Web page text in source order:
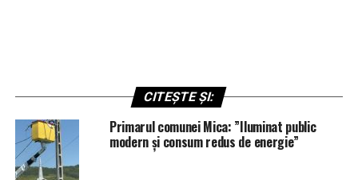
CITEȘTE ȘI:
Primarul comunei Mica: ”Iluminat public
modern și consum redus de energie”